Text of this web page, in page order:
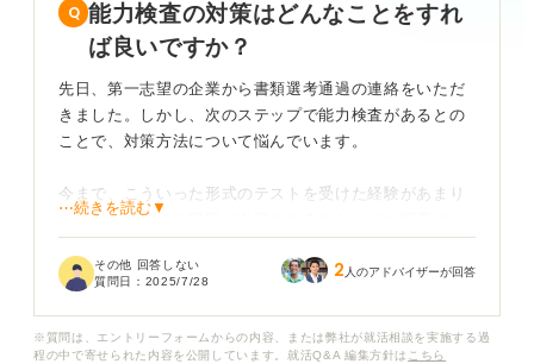
能力検査の対策はどんなことをすれ
ば良いですか？
先日、第一志望の企業から書類選考通過の連絡をいただ
きました。しかし、次のステップで能力検査があるとの
ことで、対策方法について悩んでいます。
今まで、こういった形式のテストを受けた経験があまり
なく、どのような問題が出題されるのか、どの程度のレ
ん。インターネットで調べても情報が多すぎて、何から
能力検査に向けて、具体的にどのような対策をすれば良
⋯続きを読む▼
その他 回答しない
質問日： 2025/7/28 2 人のアドバイザーが回答
※質問は、エントリーフォームからの内容、または弊社が就活相談を実施する過
程の中で寄せられた内容を公開しています。就活Q&A 編集方針は こちら